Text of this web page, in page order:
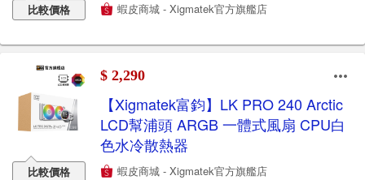
比較價格 蝦皮商城 - Xigmatek官方旗艦店
比較價格
$ 2,290
【Xigmatek富鈞】LK PRO 240 Arctic
LCD幫浦頭 ARGB 一體式風扇 CPU白
色水冷散熱器
蝦皮商城 - Xigmatek官方旗艦店